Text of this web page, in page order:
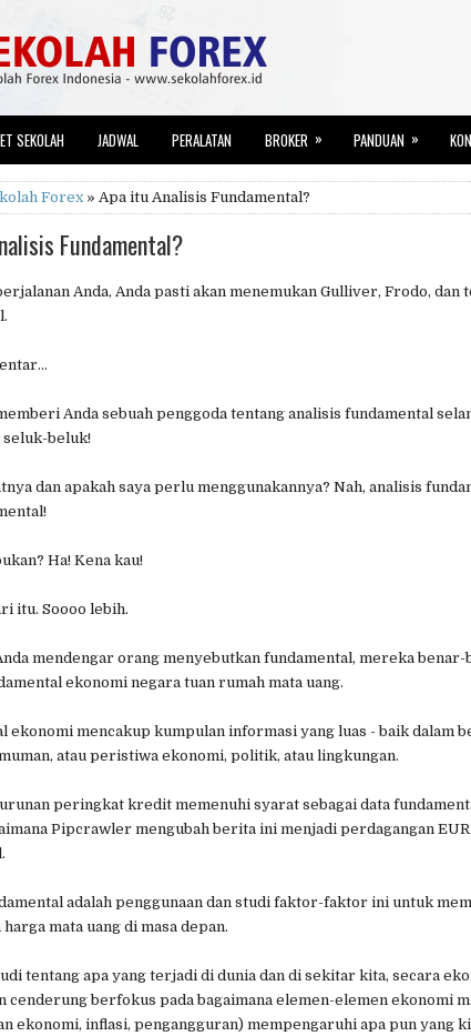
SEKOLAH JADWAL PERALATAN BROKER » PANDUAN »
Forex» Apa itu Analisis Fundamental?
Fundamental?
Anda, Anda pasti akan menemukan Gulliver, Frodo, dan
Anda sebuah penggoda tentang analisis fundamental
beluk!
dan apakah saya perlu menggunakannya? Nah, analisis
Ha! Kena kau!
itu. Soooo lebih.
mendengar orang menyebutkan fundamental, mereka
ekonomi negara tuan rumah mata uang.
ekonomi mencakup kumpulan informasi yang luas - baik dalam
atau peristiwa ekonomi, politik, atau lingkungan.
peringkat kredit memenuhi syarat sebagai data
Pipcrawler mengubah berita ini menjadi perdagangan
adalah penggunaan dan studi faktor-faktor ini untuk
mata uang di masa depan.
tentang apa yang terjadi di dunia dan di sekitar kita, secara
cenderung berfokus pada bagaimana elemen-elemen ekonomi
ekonomi, inflasi, pengangguran) mempengaruhi apa pun yang